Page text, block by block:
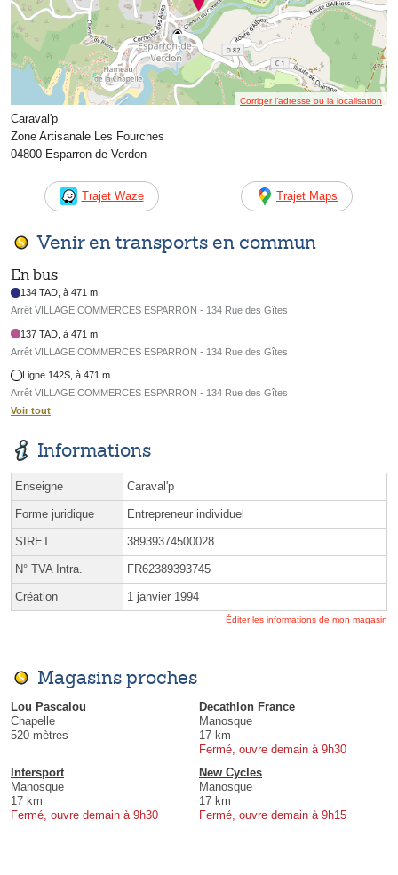
Corriger l’adresse ou la localisation
Caraval'p
Zone Artisanale Les Fourches
04800 Esparron-de-Verdon
Trajet Waze Trajet Maps
Venir en transports en commun
En bus
134 TAD, à 471 m
Arrêt VILLAGE COMMERCES ESPARRON - 134 Rue des Gîtes
137 TAD, à 471 m
Arrêt VILLAGE COMMERCES ESPARRON - 134 Rue des Gîtes
Ligne 142S, à 471 m
Arrêt VILLAGE COMMERCES ESPARRON - 134 Rue des Gîtes
Voir tout
Informations
Enseigne Caraval'p
Forme juridique Entrepreneur individuel
SIRET 38939374500028
N° TVA Intra. FR62389393745
Création 1 janvier 1994
Éditer les informations de mon magasin
Magasins proches
Lou Pascalou
Chapelle
520 mètres
Decathlon France
Manosque
17 km
Fermé, ouvre demain à 9h30
Intersport
Manosque
17 km
Fermé, ouvre demain à 9h30
New Cycles
Manosque
17 km
Fermé, ouvre demain à 9h15